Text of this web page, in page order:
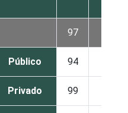
97
Público 94
Privado 99